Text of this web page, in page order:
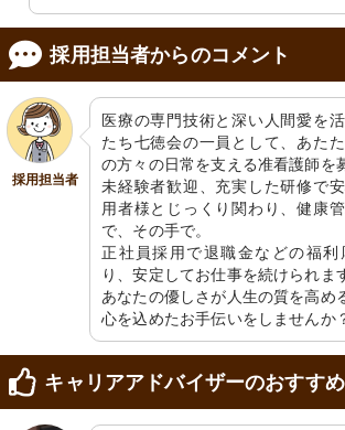
採用担当者からのコメント
採用担当者
医療の専門技術と深い人間愛を
たち七徳会の一員として、あた
の方々の日常を支える准看護師を
未経験者歓迎、充実した研修で
用者様とじっくり関わり、健康
で、その手で。
正社員採用で退職金などの福利
り、安定してお仕事を続けられま
あなたの優しさが人生の質を高め
心を込めたお手伝いをしませんか
キャリアアドバイザーのおすす